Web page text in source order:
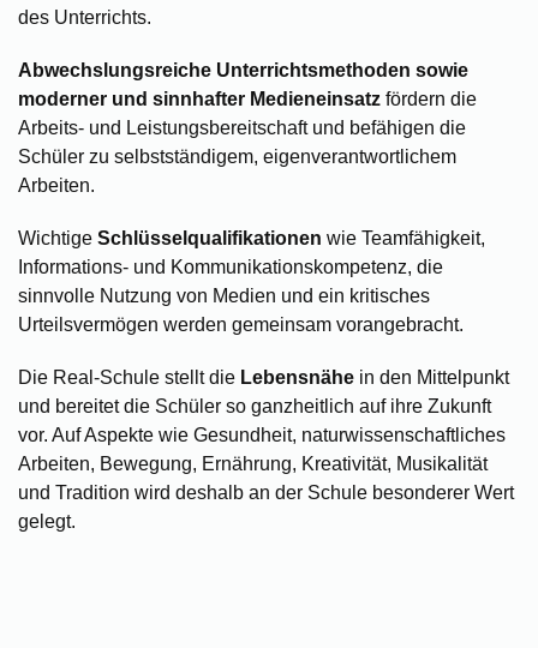
des Unterrichts.
Abwechslungsreiche Unterrichtsmethoden sowie
moderner und sinnhafter Medieneinsatz fördern die
Arbeits- und Leistungsbereitschaft und befähigen die
Schüler zu selbstständigem, eigenverantwortlichem
Arbeiten.
Wichtige Schlüsselqualifikationen wie Teamfähigkeit,
Informations- und Kommunikationskompetenz, die
sinnvolle Nutzung von Medien und ein kritisches
Urteilsvermögen werden gemeinsam vorangebracht.
Die Real-Schule stellt die Lebensnähe in den Mittelpunkt
und bereitet die Schüler so ganzheitlich auf ihre Zukunft
vor. Auf Aspekte wie Gesundheit, naturwissenschaftliches
Arbeiten, Bewegung, Ernährung, Kreativität, Musikalität
und Tradition wird deshalb an der Schule besonderer Wert
gelegt.